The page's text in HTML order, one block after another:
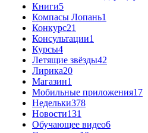
Книги5
Компасы Лопань1
Конкурс21
Консультации1
Курсы4
Летящие звёзды42
Лирика20
Магазин1
Мобильные приложения17
Недельки378
Новости131
Обучающее видео6